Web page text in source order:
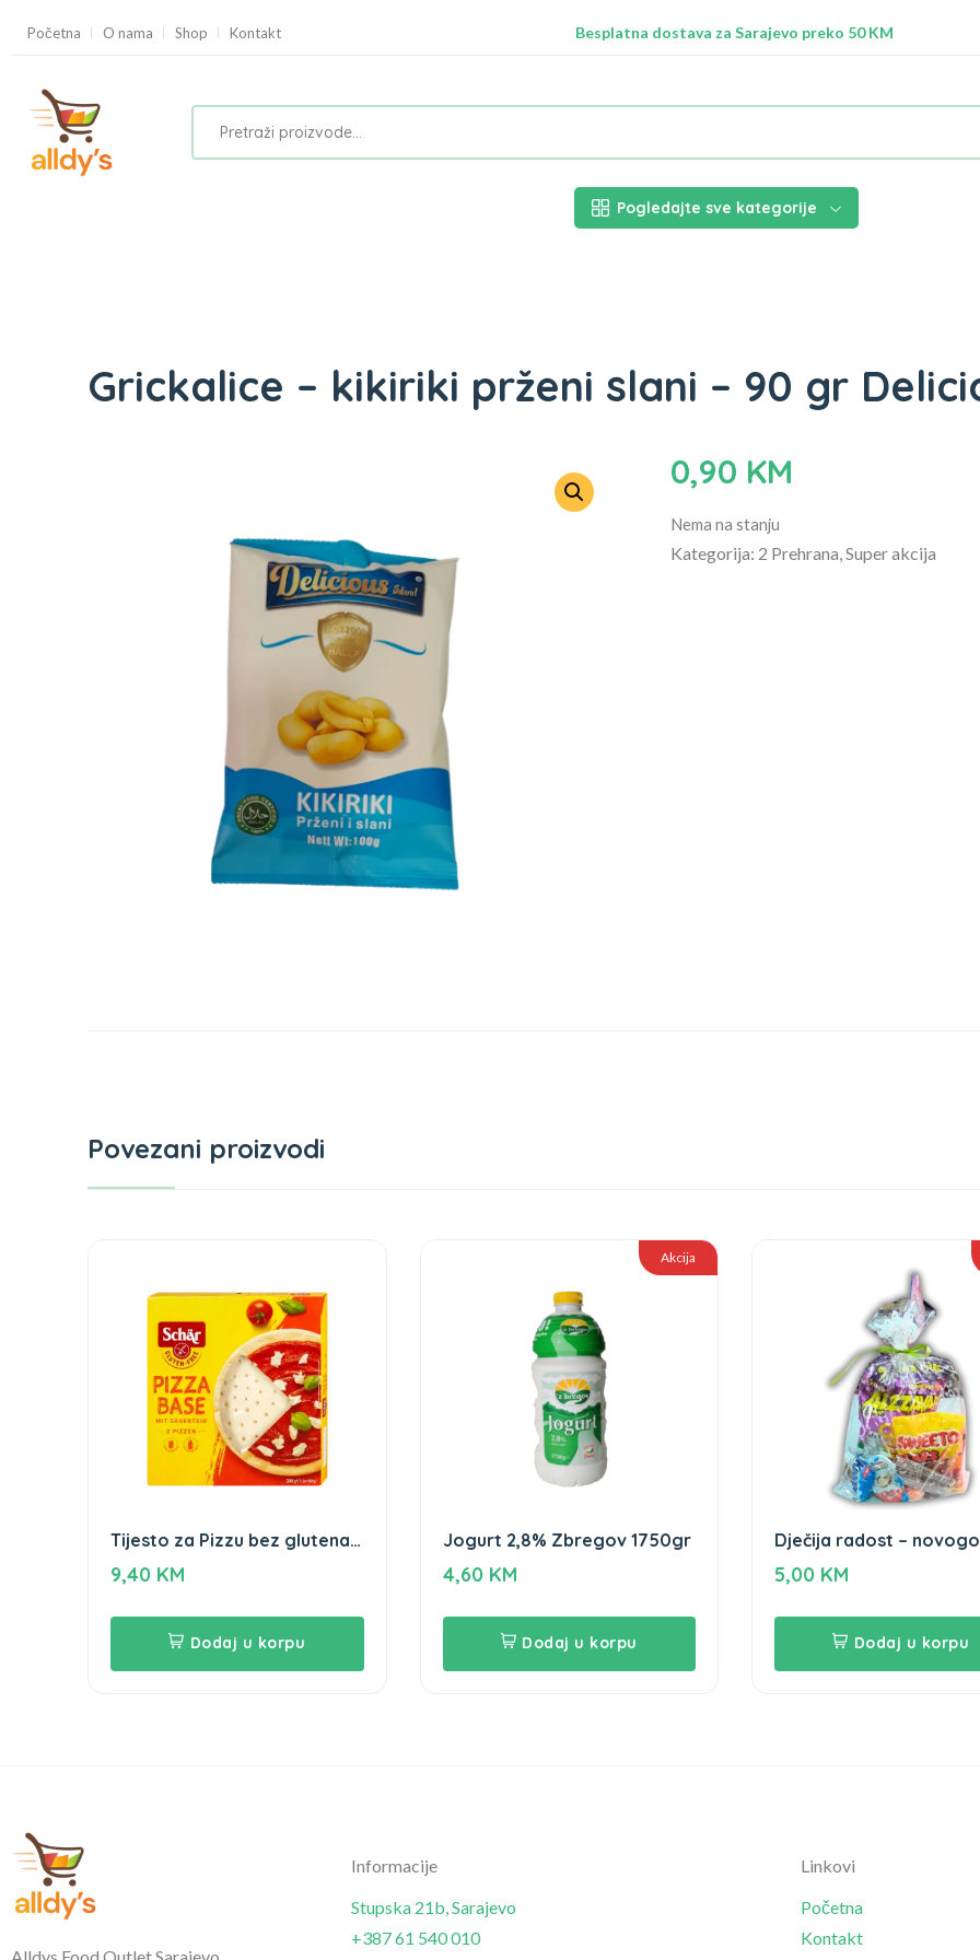
Početna O nama Shop Kontakt
Besplatna dostava za Sarajevo preko 50 KM
Pogledajte sve kategorije
Grickalice – kikiriki prženi slani – 90 gr
0,90 KM
Nema na stanju
Kategorija: 2 Prehrana, Super akcija
Povezani proizvodi
Tijesto za Pizzu bez glutena
300g Schar
9,40 KM
Dodaj u korpu
Akcija
Jogurt 2,8% Zbregov 1750gr
4,60 KM
Dodaj u korpu
Dječija radost –
paketić
5,00 KM
Dodaj u korpu
Informacije
Stupska 21b, Sarajevo
+387 61 540 010
Linkovi
Početna
Kontakt